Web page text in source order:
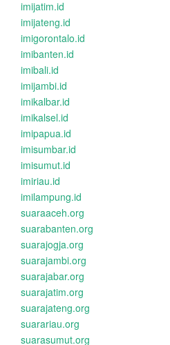
imijatim.id
imijateng.id
imigorontalo.id
imibanten.id
imibali.id
imijambi.id
imikalbar.id
imikalsel.id
imipapua.id
imisumbar.id
imisumut.id
imiriau.id
imilampung.id
suaraaceh.org
suarabanten.org
suarajogja.org
suarajambi.org
suarajabar.org
suarajatim.org
suarajateng.org
suarariau.org
suarasumut.org